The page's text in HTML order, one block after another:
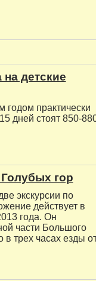
детские
практически
дней стоят 850-
гор
экскурсии по
действует в
года. Он
части Большого
в трех часах езды